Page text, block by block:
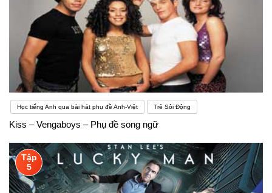
Học tiếng Anh qua bài hát phụ đề Anh-Việt Trẻ Sôi Động
Kiss – Vengaboys – Phụ đề song ngữ
Tập
5